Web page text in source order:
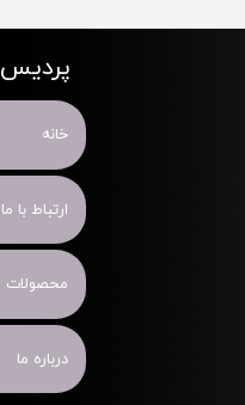
خانه
ارتباط با ما
محصولات
درباره ما